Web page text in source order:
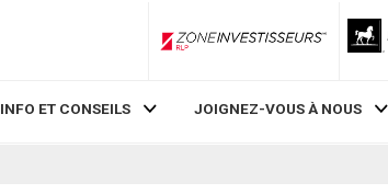
ZoneInvestisseurs RLP
INFO ET CONSEILS JOIGNEZ-VOUS À NOUS